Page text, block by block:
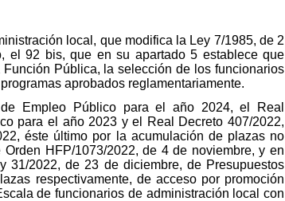
local, que modifica la Ley 7/1985, de 2
el 92 bis, que en su apartado 5 establece que
Pública, la selección de los funcionarios
aprobados reglamentariamente.
Empleo Público para el año 2024, el Real
para el año 2023 y el Real Decreto 407/2022,
éste último por la acumulación de plazas no
HFP/1073/2022, de 4 de noviembre, y en
31/2022, de 23 de diciembre, de Presupuestos
respectivamente, de acceso por promoción
de funcionarios de administración local con